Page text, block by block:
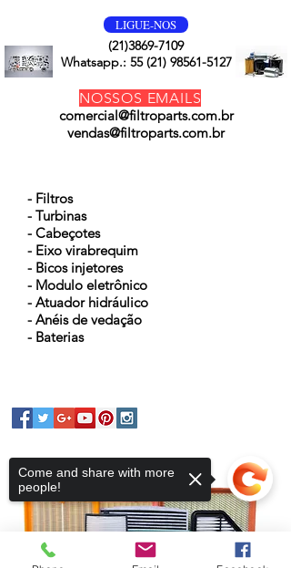
LIGUE-NOS
(21)3869-7109
Whatsapp.: 55 (21) 98561-5127
NOSSOS EMAILS
comercial@filtroparts.com.br
vendas@filtroparts.com.br
- Filtros
- Turbinas
- Cabeçotes
- Eixo virabrequim
- Bicos injetores
- Modulo eletrônico
- Atuador hidráulico
- Anéis de vedação
- Baterias
Come and share with more
people!